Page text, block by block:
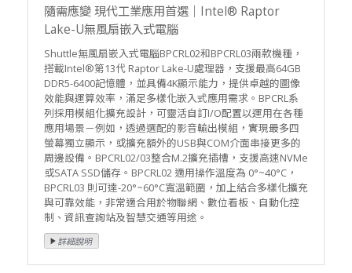
隨需應變 現代工業應用首選｜Intel® Raptor
Lake-U無風扇嵌入式電腦
Shuttle無風扇嵌入式電腦BPCRL02和BPCRL03兩款機種，
搭載Intel®第13代 Raptor Lake-U處理器，支援最高64GB
DDR5-6400記憶體，並具備4K顯示能力，提供卓越的圖像
效能與運算效率，滿足多樣化嵌入式應用需求。BPCRL系
列採用模組化擴充設計，可靈活自訂I/O配置以運用在各種
應用場景－例如，透過選配的影音輸出模組，實現最多四
螢幕獨立顯示，或擴充額外的USB與COM介面串接更多的
周邊設備。BPCRL02/03整合M.2擴充插槽，支援高速NVMe
或SATA SSD儲存。BPCRL02 適用操作溫度為 0°~40°C，
BPCRL03 則可達-20°~60°C寬溫範圍，加上結合多樣化擴充
與可靠效能，非常適合用於物聯網、數位看板、自動化控
制、資訊查詢站及智慧交通等用途。